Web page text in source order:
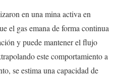
en una mina activa en
el gas emana de forma continua
y puede mantener el flujo
este comportamiento a
se estima una capacidad de